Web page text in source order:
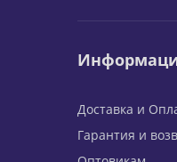
Доставка и
Гарантия и